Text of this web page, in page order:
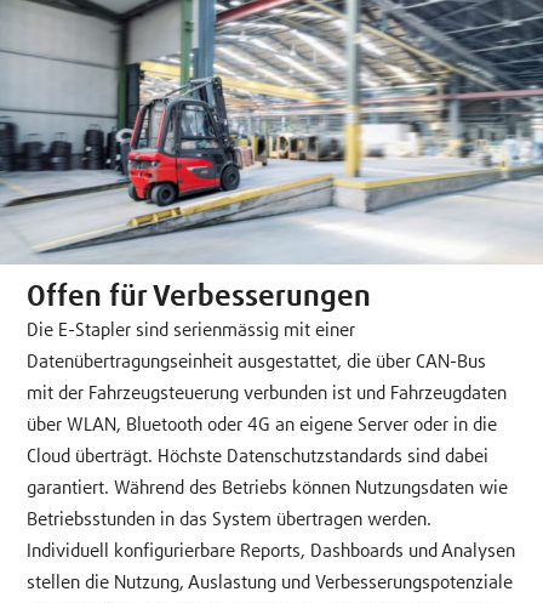
Offen für Verbesserungen
Die E-Stapler sind serienmässig mit einer
Datenübertragungseinheit ausgestattet, die über CAN-Bus
mit der Fahrzeugsteuerung verbunden ist und Fahrzeugdaten
über WLAN, Bluetooth oder 4G an eigene Server oder in die
Cloud überträgt. Höchste Datenschutzstandards sind dabei
garantiert. Während des Betriebs können Nutzungsdaten wie
Betriebsstunden in das System übertragen werden.
Individuell konfigurierbare Reports, Dashboards und Analysen
stellen die Nutzung, Auslastung und Verbesserungspotenziale